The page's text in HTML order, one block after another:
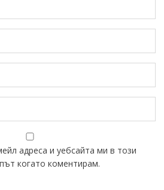
адреса и уебсайта ми в този
когато коментирам.